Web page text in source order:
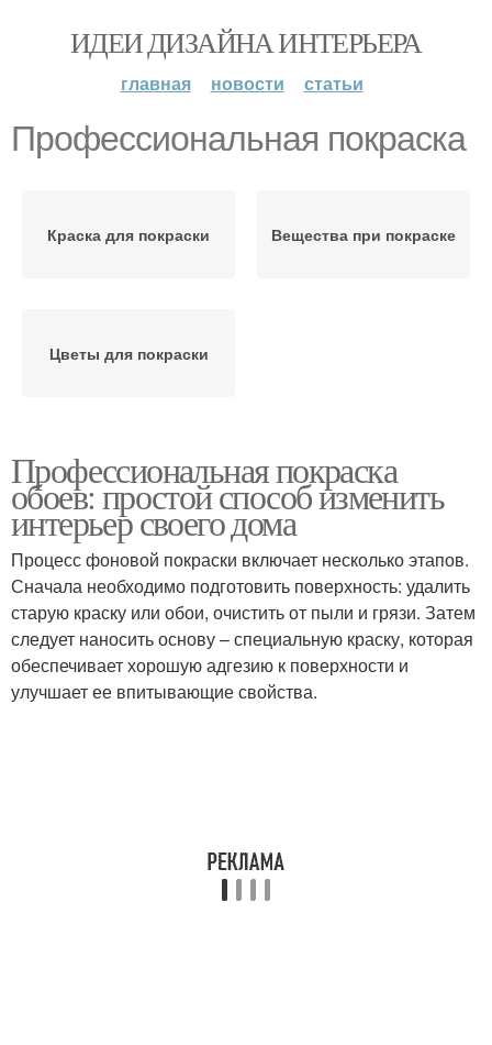
ИДЕИ ДИЗАЙНА ИНТЕРЬЕРА
главная новости статьи
Профессиональная покраска
Краска для покраски Вещества при покраске
Цветы для покраски
Профессиональная покраска
обоев: простой способ изменить
интерьер своего дома
Процесс фоновой покраски включает несколько этапов.
Сначала необходимо подготовить поверхность: удалить
старую краску или обои, очистить от пыли и грязи. Затем
следует наносить основу – специальную краску, которая
обеспечивает хорошую адгезию к поверхности и
улучшает ее впитывающие свойства.